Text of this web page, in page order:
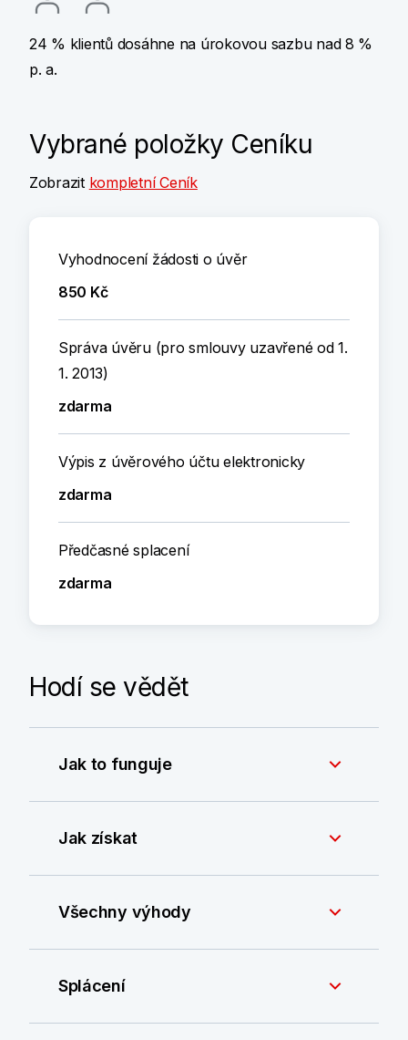
24 % klientů dosáhne na úrokovou sazbu nad 8 %
p. a.
Vybrané položky Ceníku
Zobrazit kompletní Ceník
Vyhodnocení žádosti o úvěr
850 Kč
Správa úvěru (pro smlouvy uzavřené od 1.
1. 2013)
zdarma
Výpis z úvěrového účtu elektronicky
zdarma
Předčasné splacení
zdarma
Hodí se vědět
Jak to funguje
Jak získat
Všechny výhody
Splácení